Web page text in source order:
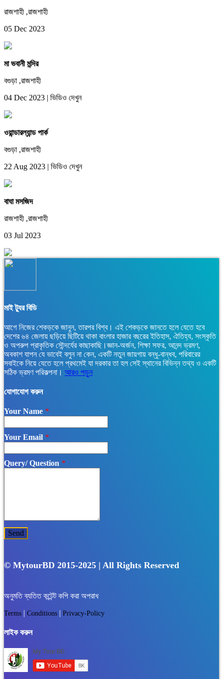
রাজশাহী ,রাজশাহী
05 Dec 2023
মা ভবানী মন্দির
বগুড়া ,রাজশাহী
04 Dec 2023 | ভিডিও দেখুন
ওয়ান্ডারল্যান্ড পার্ক
বগুড়া ,রাজশাহী
22 Aug 2023 | ভিডিও দেখুন
বাঘা মসজিদ
রাজশাহী ,রাজশাহী
03 Jul 2023
মাই ট্যুর বিডি
আগে নিজের শেকড়কে জানুন, তারপর বিশ্ব। এই শেকড়কে জানতে হলে যেতে হবে
দেশের ৬৪ জেলায় ছড়িয়ে ছিটিয়ে থাকা বাংলার হাজার বছরের ইতিহাস, ঐতিহ্য, সংস্কৃতি
ও অপরুপ প্রাকৃতিক সৌন্দর্যের কাছাকাছি।জ্ঞান-অর্জন, শিক্ষা সফর, আনন্দ ভ্রমণ,
অবকাশ যাপন যে ভাবেই বলুন না কেন, একটি নতুন জায়গায় বন্ধু-বান্ধব, পরিবারের
সবাইকে নিয়ে যেতে হলে প্রথমেই যা দরকার তা হল সেই স্থানের বিভিন্ন তথ্য ও একটি
সঠিক ভ্রমণ পরিকল্পনা। আরও পড়ুন
যোগাযোগ করুন
Your Name *
Your Email *
Query/ Question *
Send
© MytourBD 2015-2025 | All Rights Reserved
অনুমতি ব্যতিত কন্টেন্ট কপি করা অপরাধ
Terms | Conditions | Privacy-Policy
লাইক করুন